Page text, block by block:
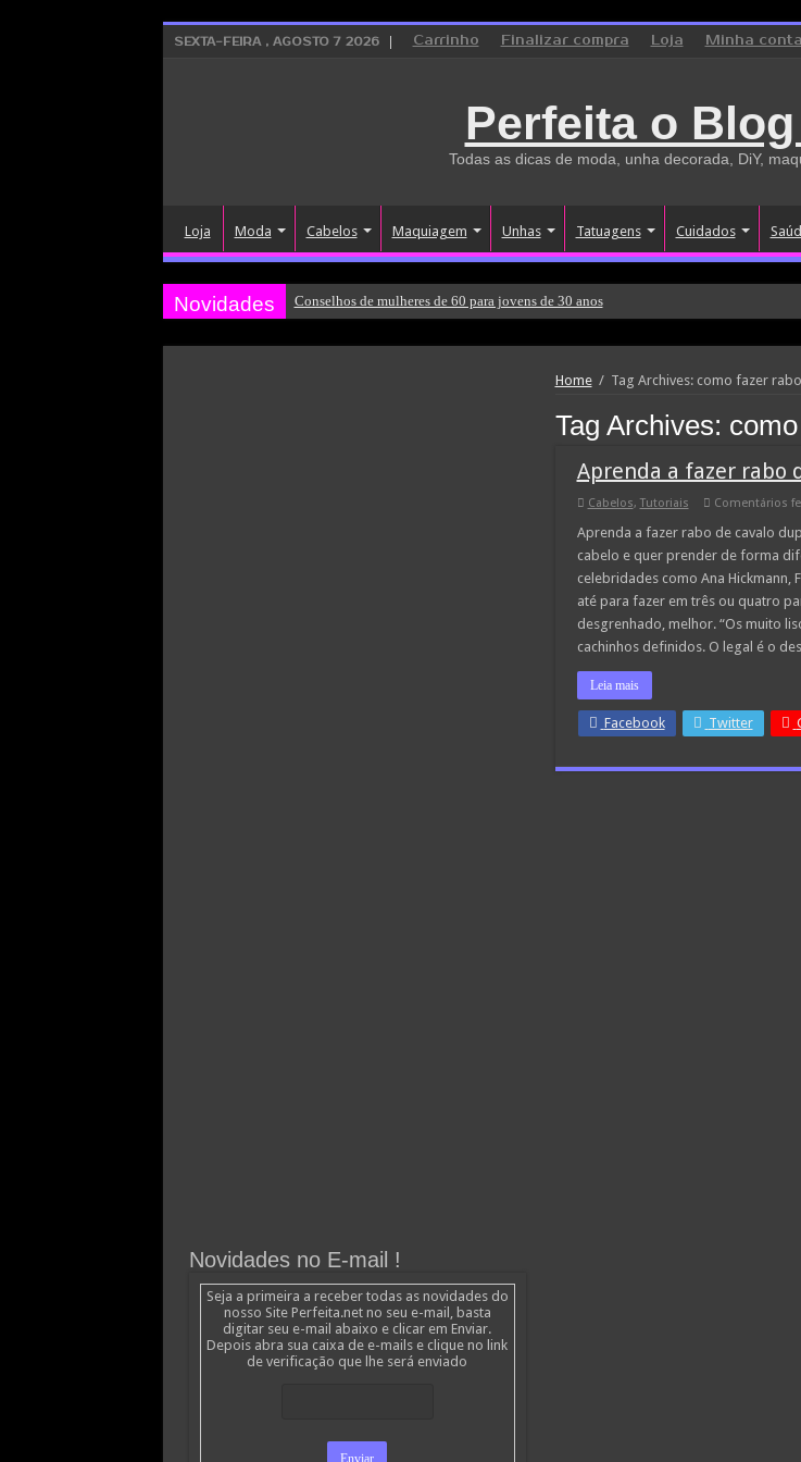
SEXTA-FEIRA , AGOSTO 7 2026 Carrinho Finalizar compra Loja Minha conta
Perfeita o
Todas as dicas de moda, unha decorada, DiY,
Loja Moda Cabelos Maquiagem Unhas Tatuagens Cuidados
Novidades Conselhos de mulheres de 60 para jovens de 30 anos
Home / Tag Archives: como fazer
Tag Archives:
Aprenda a fazer rabo
Cabelos, Tutoriais Comentários
Aprenda a fazer rabo de cavalo
cabelo e quer prender de forma
celebridades como Ana Hickmann,
até para fazer em três ou quatro
desgrenhado, melhor. “Os muito
cachinhos definidos. O legal é o
Leia mais
Facebook Twitter
Novidades no E-mail !
Seja a primeira a receber todas as novidades do
nosso Site Perfeita.net no seu e-mail, basta
digitar seu e-mail abaixo e clicar em Enviar.
Depois abra sua caixa de e-mails e clique no link
de verificação que lhe será enviado